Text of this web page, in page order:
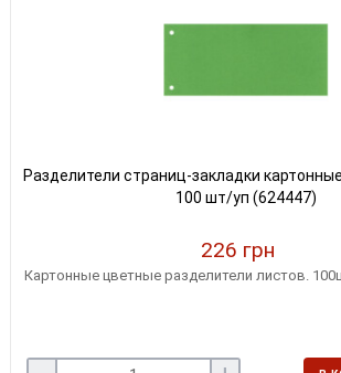
Разделители страниц-закладки
100 шт/уп (624447)
226 грн
Картонные цветные разделители листов.